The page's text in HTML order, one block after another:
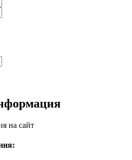
на сайт